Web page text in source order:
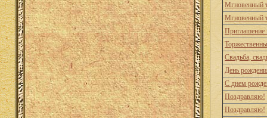
Мгновенный
Мгновенный
Приглашение
Свадьба,
День
С днем
Поздравляю!
Поздравляю!